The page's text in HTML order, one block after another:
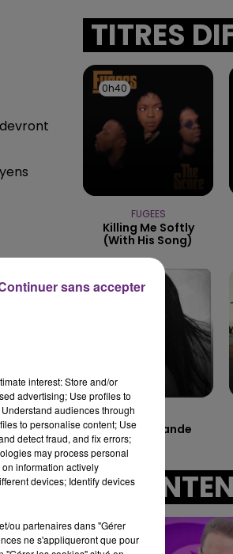
10h00 - 14h00
LE TICKET DE
TITRES
0h40
0h40
FUGEES
Killing Me Softly
(with His Song)
0h34
0h34
AMBRE
J'me Demande
A
interest: Store and/or
advertising; Use profiles to
audiences through
to personalise content; Use
detect fraud, and fix errors;
may process personal
information actively
devices; Identify devices
ou partenaires dans "Gérer
ne s'appliqueront que pour
sans accepter